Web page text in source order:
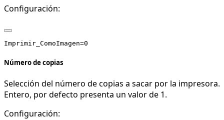
Configuración:
Número de copias
Selección del número de copias a sacar por la impresora.
Entero, por defecto presenta un valor de 1.
Configuración: